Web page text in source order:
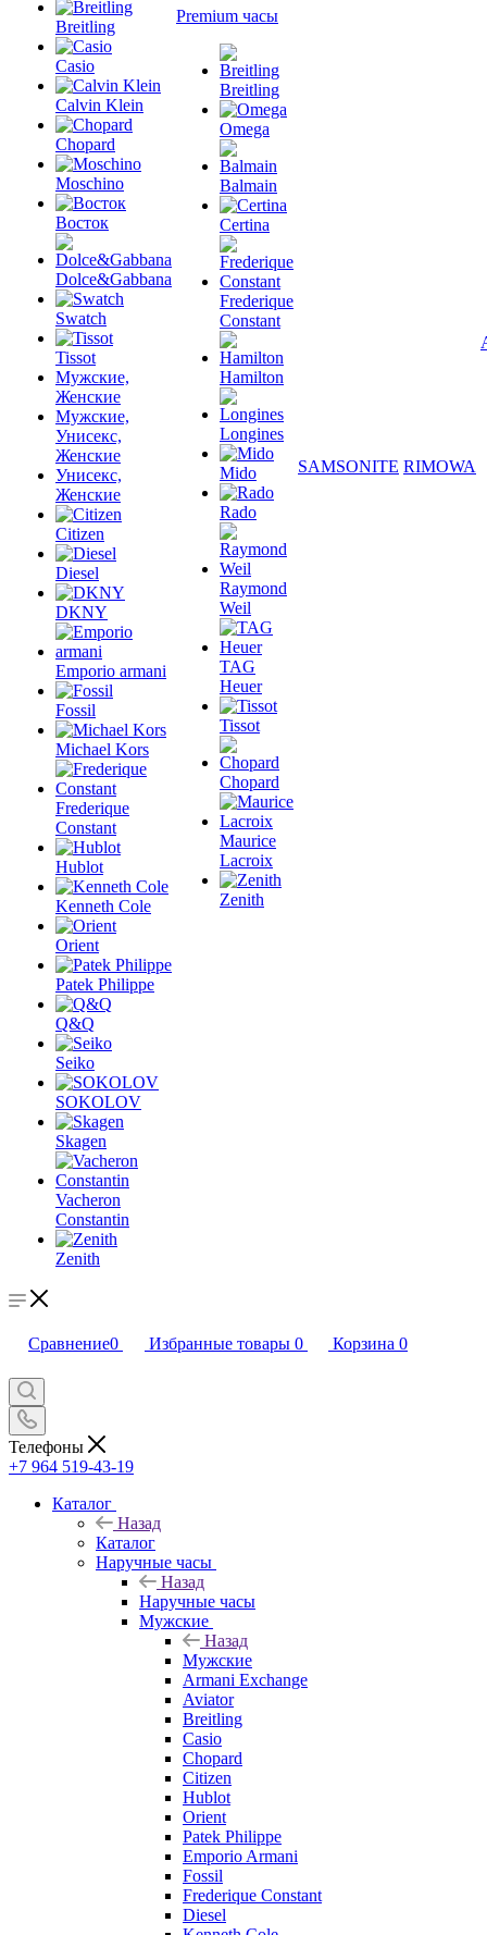
Breitling
Casio
Calvin Klein
Chopard
Moschino
Восток
Dolce&Gabbana
Swatch
Tissot
Мужские,
Женские
Мужские,
Унисекс,
Женские
Унисекс,
Женские
Citizen
Diesel
DKNY
Emporio armani
Fossil
Michael Kors
Frederique
Constant
Hublot
Kenneth Cole
Orient
Patek Philippe
Q&Q
Seiko
SOKOLOV
Skagen
Vacheron
Constantin
Zenith
Premium часы
Breitling
Omega
Balmain
Certina
Frederique
Constant
Hamilton
Longines
Mido
Rado
Raymond
Weil
TAG
Heuer
Tissot
Chopard
Maurice
Lacroix
Zenith
SAMSONITE RIMOWA
Сравнение0 Избранные товары 0 Корзина 0
Телефоны
+7 964 519-43-19
Каталог
Назад
Каталог
Наручные часы
Назад
Наручные часы
Мужские
Назад
Мужские
Armani Exchange
Aviator
Breitling
Casio
Chopard
Citizen
Hublot
Orient
Patek Philippe
Emporio Armani
Fossil
Frederique Constant
Diesel